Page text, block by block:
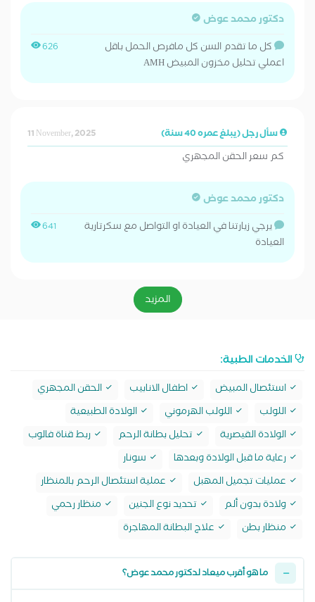
دكتور محمد عوض
626
كل ما تقدم السن كل مافرص الحمل باقل
اعملي تحليل مخزون المبيض AMH
سأل رجل (يبلغ عمره 40 سنة) 11 November, 2025
كم سعر الحقن المجهري
دكتور محمد عوض
641
يرجي زيارتنا في العيادة او التواصل مع سكرتارية
العيادة
المزيد
الخدمات الطبية:
استئصال المبيض اطفال الانابيب
الحقن المجهري
اللولب
اللولب الهرموني
الولادة الطبيعية
الولادة القيصرية
تحليل بطانة الرحم
ربط قناة فالوب
رعاية ما قبل الولادة وبعدها
سونار
عمليات تجميل المهبل
عملية استئصال الرحم بالمنظار
ولادة بدون ألم
تحديد نوع الجنين
منظار رحمي
منظار بطن
علاج البطانة المهاجرة
ما هو أقرب ميعاد لدكتور محمد عوض؟